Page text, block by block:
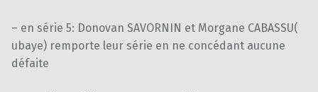
– en série 5: Donovan SAVORNIN et Morgane CABASSU(
ubaye) remporte leur série en ne concédant aucune
défaite